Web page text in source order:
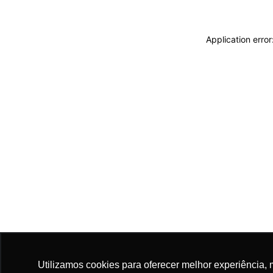
Utilizamos cookies para oferecer melhor
Application